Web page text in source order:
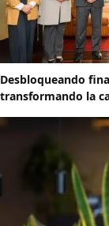
Desbloqueando
transformando la